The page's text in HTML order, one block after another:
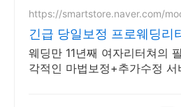
https://smartstore.naver.com/
긴급 당일보정 프로웨딩리
벽보정경력
웨딩만 11년째 여자리터쳐의
각적인 마법보정+추가수정 서